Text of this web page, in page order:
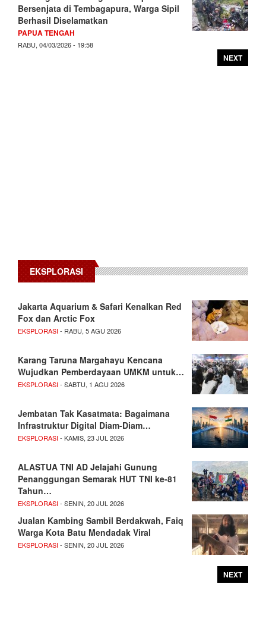
Bersenjata di Tembagapura, Warga Sipil
Berhasil Diselamatkan
PAPUA TENGAH
RABU, 04/03/2026 - 19:58
NEXT
EKSPLORASI
Jakarta Aquarium & Safari Kenalkan Red
Fox dan Arctic Fox
EKSPLORASI- RABU, 5 AGU 2026
Karang Taruna Margahayu Kencana
Wujudkan Pemberdayaan UMKM untuk…
EKSPLORASI- SABTU, 1 AGU 2026
Jembatan Tak Kasatmata: Bagaimana
Infrastruktur Digital Diam-Diam…
EKSPLORASI- KAMIS, 23 JUL 2026
ALASTUA TNI AD Jelajahi Gunung
Penanggungan Semarak HUT TNI ke-81
Tahun…
EKSPLORASI- SENIN, 20 JUL 2026
Jualan Kambing Sambil Berdakwah, Faiq
Warga Kota Batu Mendadak Viral
EKSPLORASI- SENIN, 20 JUL 2026
NEXT